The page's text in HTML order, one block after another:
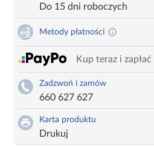
Do 15 dni roboczych
Metody płatności
Kup teraz i
Zadzwoń i zamów
660 627 627
Karta produktu
Drukuj